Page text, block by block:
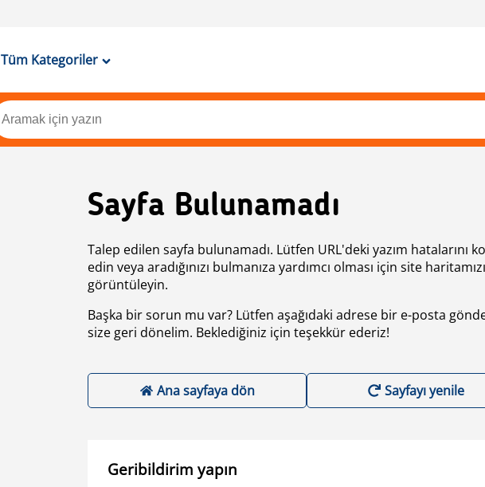
Tüm Kategoriler
Sayfa Bulunamadı
Talep edilen sayfa bulunamadı. Lütfen URL'deki yazım hatalarını
edin veya aradığınızı bulmanıza yardımcı olması için site haritamızı
görüntüleyin.
Başka bir sorun mu var? Lütfen aşağıdaki adrese bir e-posta
size geri dönelim. Beklediğiniz için teşekkür ederiz!
Ana sayfaya dön Sayfayı yenile
Geribildirim yapın